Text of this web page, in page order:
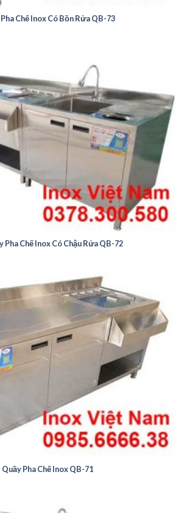
Chế Inox Có Bồn Rửa QB-73
Pha Chế Inox Có Chậu Rửa QB-72
Quầy Pha Chế Inox QB-71